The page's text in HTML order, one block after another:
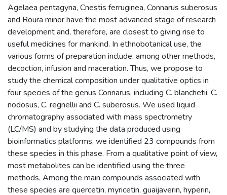
Agelaea pentagyna, Cnestis ferruginea, Connarus suberosus
and Roura minor have the most advanced stage of research
development and, therefore, are closest to giving rise to
useful medicines for mankind. In ethnobotanical use, the
various forms of preparation include, among other methods,
decoction, infusion and maceration. Thus, we propose to
study the chemical composition under qualitative optics in
four species of the genus Connarus, including C. blanchetii, C.
nodosus, C. regnellii and C. suberosus. We used liquid
chromatography associated with mass spectrometry
(LC/MS) and by studying the data produced using
bioinformatics platforms, we identified 23 compounds from
these species in this phase. From a qualitative point of view,
most metabolites can be identified using the three
methods. Among the main compounds associated with
these species are quercetin, myricetin, guaijaverin, hyperin,